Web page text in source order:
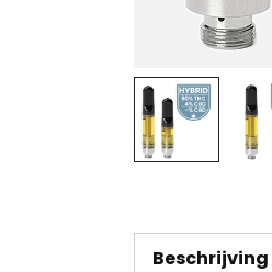
Beschrijving